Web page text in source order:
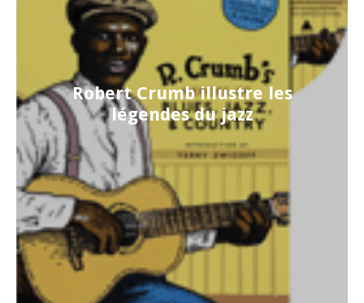
Robert Crumb illustre les
légendes du jazz